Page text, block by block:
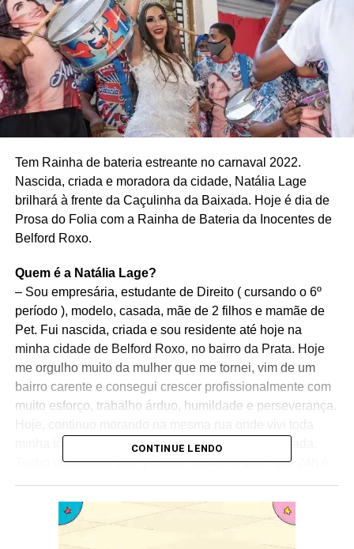
Tem Rainha de bateria estreante no carnaval 2022.
Nascida, criada e moradora da cidade, Natália Lage
brilhará à frente da Caçulinha da Baixada. Hoje é dia de
Prosa do Folia com a Rainha de Bateria da Inocentes de
Belford Roxo.
Quem é a Natália Lage?
– Sou empresária, estudante de Direito ( cursando o 6º
período ), modelo, casada, mãe de 2 filhos e mamãe de
Pet. Fui nascida, criada e sou residente até hoje na
minha cidade de Belford Roxo, no bairro da Prata. Hoje
me orgulho muito da mulher que me tornei, vim de um
bairro carente e consegui crescer profissionalmente com
muito esforço, trabalho árduo, humildade e perseverança.
minha infância e hoje, me sinto uma mulher realizada.
Tenho uma rotina bem puxada, costumo dizer que 24h é
diário. Mas como uma mulher guerreira que sou, consigo
organizar tudo e graças a Deus, sempre dá tudo certo.
Tenho uma vida bem regrada, minha rotina com treinos é
CONTINUE LENDO